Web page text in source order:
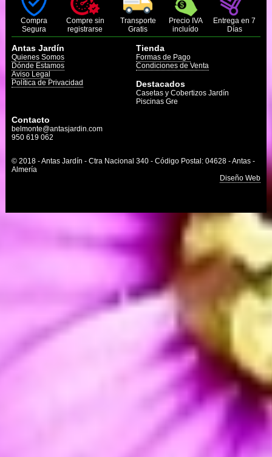
Compra
Segura
Compre sin
registrarse
Transporte
Gratis
Precio IVA
incluído
Entrega en 7
Días
Antas Jardín
Quienes Somos
Dónde Estamos
Aviso Legal
Política de Privacidad
Tienda
Formas de Pago
Condiciones de Venta
Destacados
Casetas y Cobertizos Jardín
Piscinas Gre
Contacto
belmonte@antasjardin.com
950 619 062
© 2018 - Antas Jardín - Ctra Nacional 340 - Código Postal: 04628 - Antas -
Almería
Diseño Web